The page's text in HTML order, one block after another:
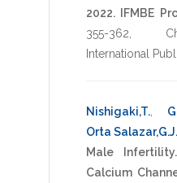
2022. IFMBE
355-362
International
Nishigaki,T.
Orta Salazar,G.J.
Male Infertility.
Calcium